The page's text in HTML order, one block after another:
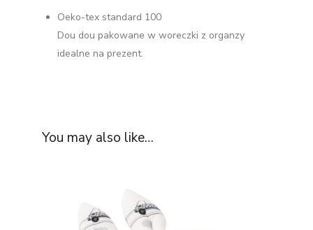
Oeko-tex standard 100
Dou dou pakowane w woreczki z organzy
idealne na prezent.
You may also like…